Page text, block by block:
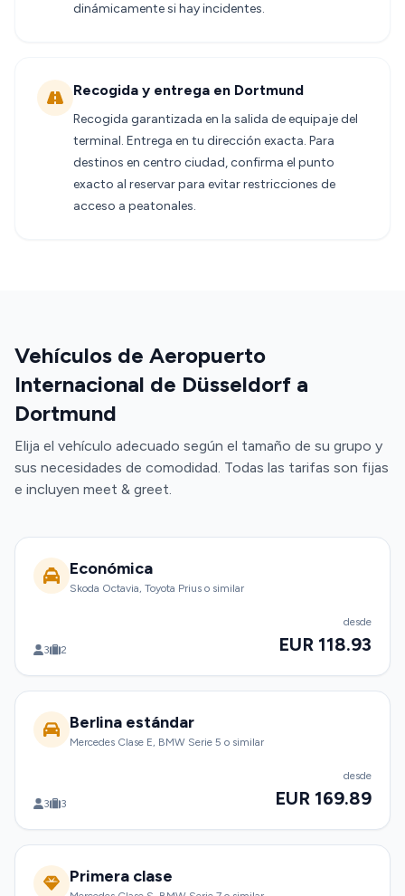
dinámicamente si hay incidentes.
Recogida y entrega en Dortmund
Recogida garantizada en la salida de equipaje del
terminal. Entrega en tu dirección exacta. Para
destinos en centro ciudad, confirma el punto
exacto al reservar para evitar restricciones de
acceso a peatonales.
Vehículos de Aeropuerto
Internacional de Düsseldorf a
Dortmund
Elija el vehículo adecuado según el tamaño de su grupo y
sus necesidades de comodidad. Todas las tarifas son fijas
e incluyen meet & greet.
Económica
Skoda Octavia, Toyota Prius o similar
3 2
desde
EUR 118.93
Berlina estándar
Mercedes Clase E, BMW Serie 5 o similar
3 3
desde
EUR 169.89
Primera clase